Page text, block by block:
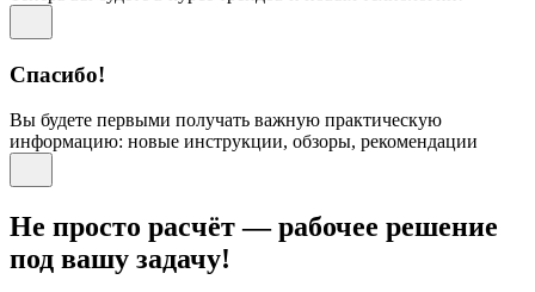
Спасибо!
Вы будете первыми получать важную практическую
информацию: новые инструкции, обзоры, рекомендации
Не просто расчёт — рабочее решение
под вашу задачу!